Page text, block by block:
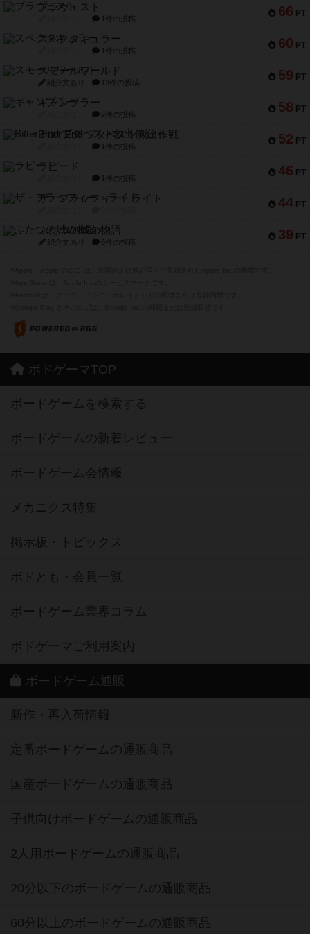
66 PT
ブラヴェスト
1件の投稿
60 PT
スペクタキュラー
1件の投稿
59 PT
スモールワールド
紹介文あり 13件の投稿
58 PT
ギャンブラー
2件の投稿
52 PT
Bitter End ブタペスト救出作戦
1件の投稿
46 PT
ラピード
1件の投稿
44 PT
ザ・フラッフィー・ライト
39 PT
ふたつの城の物語
紹介文あり 6件の投稿
ボドゲーマTOP
ボードゲームを検索する
ボードゲームの新着レビュー
ボードゲーム会情報
メカニクス特集
掲示板・トピックス
ボドとも・会員一覧
ボードゲーム業界コラム
ボドゲーマご利用案内
ボードゲーム通販
新作・再入荷情報
定番ボードゲームの通販商品
国産ボードゲームの通販商品
子供向けボードゲームの通販商品
2人用ボードゲームの通販商品
20分以下のボードゲームの通販商品
60分以上のボードゲームの通販商品